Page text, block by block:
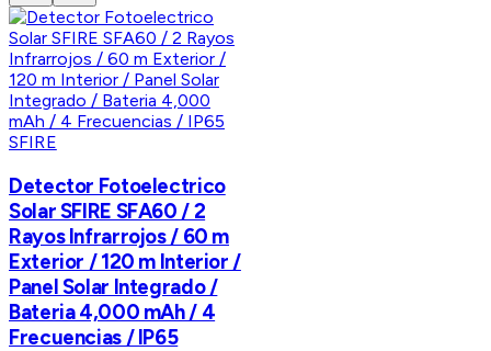
SFIRE
Detector Fotoelectrico
Solar SFIRE SFA60 / 2
Rayos Infrarrojos / 60 m
Exterior / 120 m Interior /
Panel Solar Integrado /
Bateria 4,000 mAh / 4
Frecuencias / IP65